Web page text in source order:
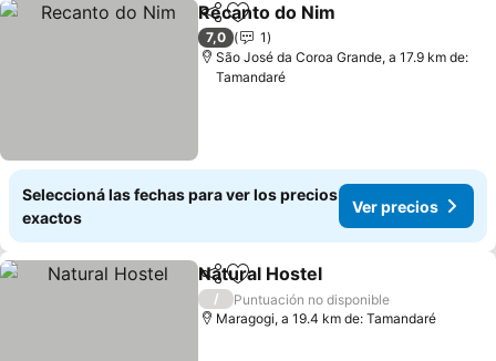
CompartirAñadir a favoritos
Recanto do Nim
7,0
1
São José da Coroa Grande, a 17.9 km de:
Tamandaré
Seleccioná las fechas para ver los precios
exactos
Ver precios
CompartirAñadir a favoritos
Natural Hostel
/
Puntuación no disponible
Maragogi, a 19.4 km de: Tamandaré